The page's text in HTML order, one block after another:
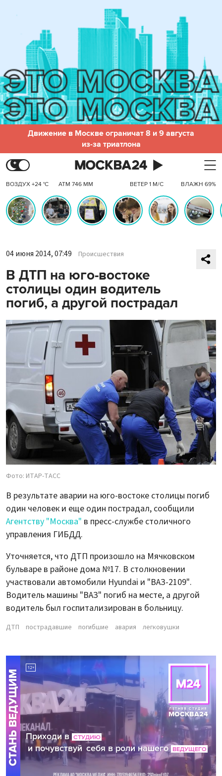
Движение в Москве ограничат 8 и 9 августа
из-за триатлона
ВОЗДУХ +24 °C АТМ 746 ММ ВЕТЕР 1 М/С ВЛАЖН 69%
04 июня 2014, 07:49 Происшествия
В ДТП на юго-востоке
столицы один водитель
погиб, а другой пострадал
Фото: ИТАР-ТАСС
В результате аварии на юго-востоке столицы погиб
один человек и еще один пострадал, сообщили
Агентству "Москва" в пресс-службе столичного
управления ГИБДД.
Уточняется, что ДТП произошло на Мячковском
бульваре в районе дома №17. В столкновении
участвовали автомобили Hyundai и "ВАЗ-2109".
Водитель машины "ВАЗ" погиб на месте, а другой
водитель был госпитализирован в больницу.
ДТП пострадавшие погибшие авария легковушки